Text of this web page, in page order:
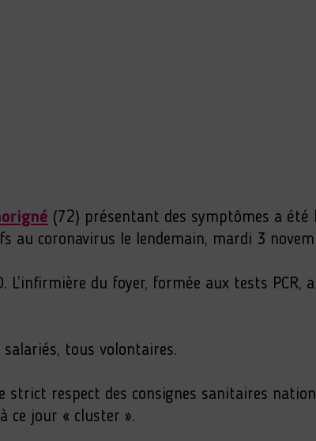
(72) présentant des symptômes a été
au coronavirus le lendemain, mardi 3
du foyer, formée aux tests PCR,
tous volontaires.
strict respect des consignes sanitaires
ce jour « cluster ».